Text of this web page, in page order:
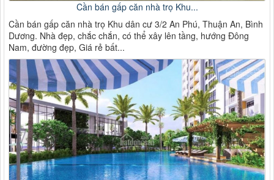
Cần bán gấp căn nhà trọ Khu...
Cần bán gấp căn nhà trọ Khu dân cư 3/2 An Phú, Thuận An, Bình
Dương. Nhà đẹp, chắc chắn, có thể xây lên tầng, hướng Đông
Nam, đường đẹp, Giá rẻ bất...